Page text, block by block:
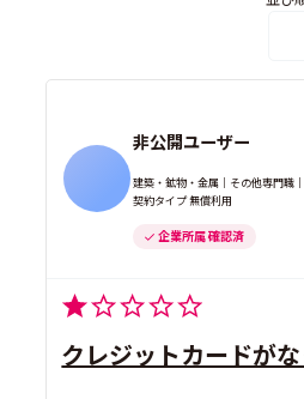
非公開ユーザー
建築・鉱物・金属｜その他専門職
契約タイプ 無償利用
企業所属 確認済
クレジットカードが